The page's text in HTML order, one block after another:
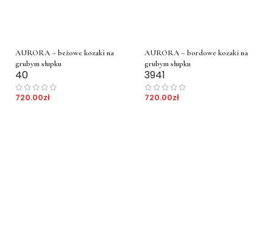
AURORA – beżowe kozaki na
grubym słupku
40
720.00zł
AURORA – bordowe kozaki na
grubym słupku
3941
720.00zł